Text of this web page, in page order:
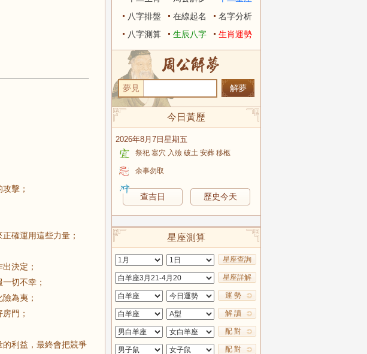
擊；
確運用這些力量；
決定；
切不幸；
為夷；
門；
利益，最終會把競爭
八字排盤
在線起名
名字分析
八字測算
生辰八字 生肖運勢
夢見
今日黃歷
2026年8月7日星期五
祭祀 塞穴 入殮 破土 安葬 移柩
余事勿取
查吉日 歷史今天
星座測算
星座查詢
星座詳解
運 勢
解 讀
配 對
配 對